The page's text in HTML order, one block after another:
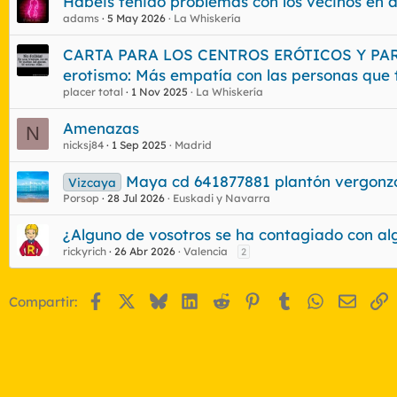
e
t
a
s
adams 5 May 2026 La Whiskería
CARTA PARA LOS CENTROS ERÓTICOS Y
erotismo: Más empatía con las personas
placer total 1 Nov 2025 La Whiskería
N Amenazas
nicksj84 1 Sep 2025 Madrid
Vizcaya Maya cd 641877881 plantón
Porsop 28 Jul 2026 Euskadi y Navarra
¿Alguno de vosotros se ha contagiado con
rickyrich 26 Abr 2026 Valencia 2
Compartir: FacebookBlueskyLinkedIn
Reddit Pinterest
Tumblr WhatsApp
Email